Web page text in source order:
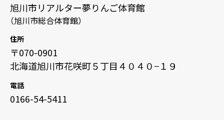
旭川市リアルター夢りんご体育館
（旭川市総合体育館）
住所
〒070-0901
北海道旭川市花咲町５丁目４０４０−１９
電話
0166-54-5411